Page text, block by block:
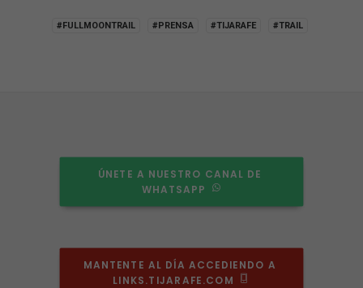
#FULLMOONTRAIL #PRENSA #TIJARAFE #TRAIL
ÚNETE A NUESTRO CANAL DE
WHATSAPP
MANTENTE AL DÍA ACCEDIENDO A
LINKS.TIJARAFE.COM
Necesarias
Estas